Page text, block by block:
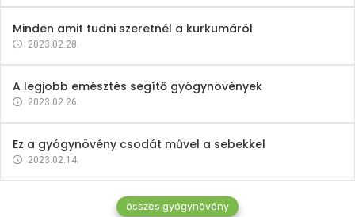
Minden amit tudni szeretnél a kurkumáról
2023.02.28.
A legjobb emésztés segítő gyógynövények
2023.02.26.
Ez a gyógynövény csodát művel a sebekkel
2023.02.14.
összes gyógynövény
Vitaminok